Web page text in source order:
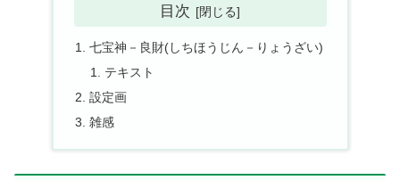
目次
七宝神－良財(しちほうじん－りょうざい)
テキスト
設定画
雑感